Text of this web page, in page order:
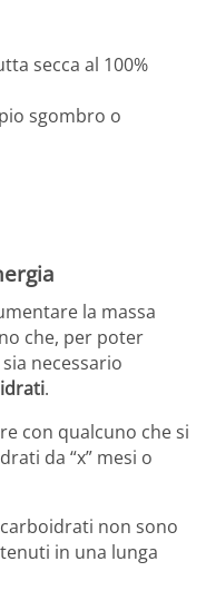
secca al 100%
sgombro o
la massa
che, per poter
necessario
.
con qualcuno che si
da “x” mesi o
non sono
in una lunga